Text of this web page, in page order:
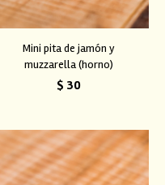
Mini pita de jamón y
muzzarella (horno)
$ 30